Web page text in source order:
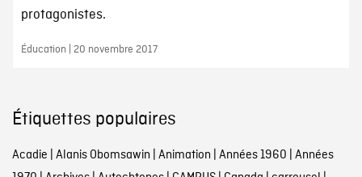
protagonistes.
Éducation | 20 novembre 2017
Étiquettes populaires
Acadie | Alanis Obomsawin | Animation | Années 1960 | Années